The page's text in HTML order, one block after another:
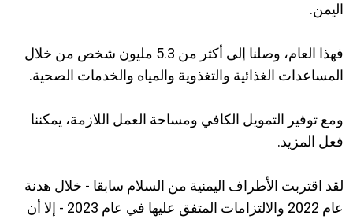
اليمن.
فهذا العام، وصلنا إلى أكثر من 5.3 مليون شخص من خلال
المساعدات الغذائية والتغذوية والمياه والخدمات الصحية.
ومع توفير التمويل الكافي ومساحة العمل اللازمة، يمكننا
فعل المزيد.
لقد اقتربت الأطراف اليمنية من السلام سابقا - خلال هدنة
عام 2022 والالتزامات المتفق عليها في عام 2023 - إلا أن